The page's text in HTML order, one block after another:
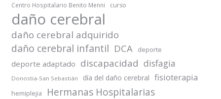
Centro Hospitalario Benito Menni curso
daño cerebral
daño cerebral adquirido
daño cerebral infantil DCA deporte
deporte adaptado discapacidad disfagia
Donostia-San Sebastián día del daño cerebral fisioterapia
hemiplejia Hermanas Hospitalarias